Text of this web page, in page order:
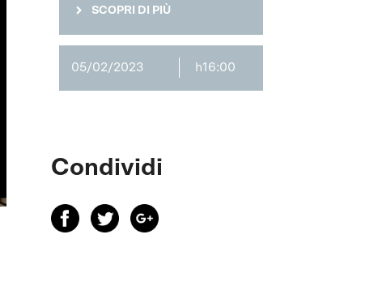
SCOPRI DI PIÙ
05/02/2023 h16:00
Condividi